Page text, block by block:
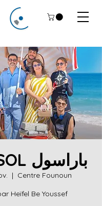
PARASOL باراسول
  |
Centre Founoun
Heïfel Be Youssef